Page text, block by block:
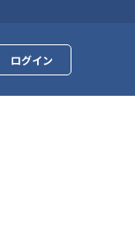
ログイン